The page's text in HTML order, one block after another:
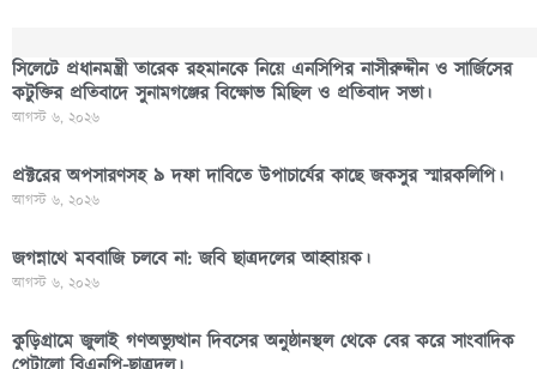
সিলেটে প্রধানমন্ত্রী তারেক রহমানকে নিয়ে এনসিপির নাসীরুদ্দীন ও সার্জিসের
কটুক্তির প্রতিবাদে সুনামগঞ্জের বিক্ষোভ মিছিল ও প্রতিবাদ সভা।
আগস্ট ৬, ২০২৬
প্রক্টরের অপসারণসহ ৯ দফা দাবিতে উপাচার্যের কাছে জকসুর স্মারকলিপি।
আগস্ট ৬, ২০২৬
জগন্নাথে মববাজি চলবে না: জবি ছাত্রদলের আহ্বায়ক।
আগস্ট ৬, ২০২৬
কুড়িগ্রামে জুলাই গণঅভ্যুত্থান দিবসের অনুষ্ঠানস্থল থেকে বের করে সাংবাদিক